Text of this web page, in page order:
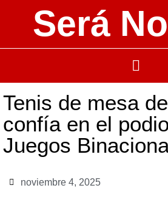
Será
Tenis de mesa
confía en el
Juegos
noviembre 4, 2025